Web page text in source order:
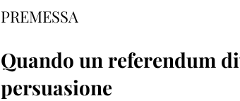
PREMESSA
Quando un referendum
persuasione